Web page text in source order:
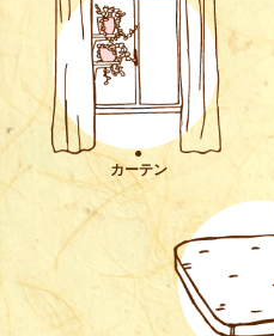
●
カーテン